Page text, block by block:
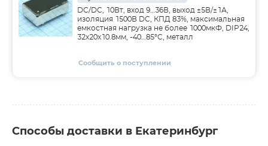
DC/DC, 10Вт, вход 9…36В, выход ±5В/±1А,
изоляция 1500В DC, КПД 83%, максимальная
емкостная нагрузка не более 1000мкФ, DIP24,
32x20x10.8мм, -40…85°C, металл
Сообщить о поступлении
Способы доставки в Екатеринбург